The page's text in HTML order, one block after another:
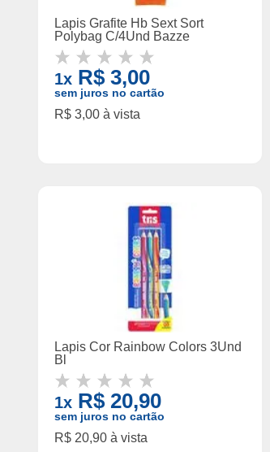
Lapis Grafite Hb Sext Sort
Polybag C/4Und Bazze
1x R$ 3,00
sem juros no cartão
R$ 3,00 à vista
Lapis Cor Rainbow Colors 3Und
Bl
1x R$ 20,90
sem juros no cartão
R$ 20,90 à vista